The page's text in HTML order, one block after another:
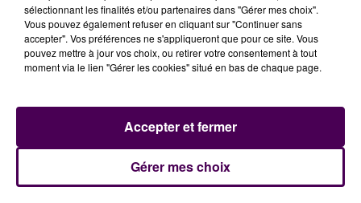
tranches successives également, étalées sur trois
jours.
RÉSEAU"ASTROBUS"IMPACTÉ
s'organiser :
les arrêts habituellement desservis par
les véhicules du réseau Astrobus que sont
"Canada", "Coty", "Moulin", "Boudin", "Roger-Aini",
"Saint-Exupéry", "Ravel" ainsi que"Tourville"
seront pas assurés, et reportés à"Polyclinique",
sélectionnant les finalités et/ou partenaires dans "Gérer mes choix".
Vous pouvez également refuser en cliquant sur "Continuer sans
accepter". Vos préférences ne s'appliqueront que pour ce site. Vous
pouvez mettre à jour vos choix, ou retirer votre consentement à tout
moment via le lien "Gérer les cookies" situé en bas de chaque page.
Gérer mes choix
Accepter et fermer